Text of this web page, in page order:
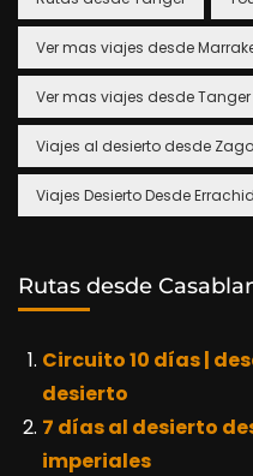
Ver mas viajes desde
Ver mas viajes desde Tanger
Viajes al desierto desde
Viajes Desierto Desde
Rutas desde
Circuito 10 días |
desierto
7 días al desierto
imperiales